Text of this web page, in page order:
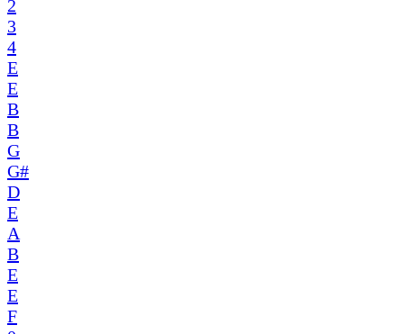
2
3
4
E
E
B
B
G
G#
D
E
A
B
E
E
F